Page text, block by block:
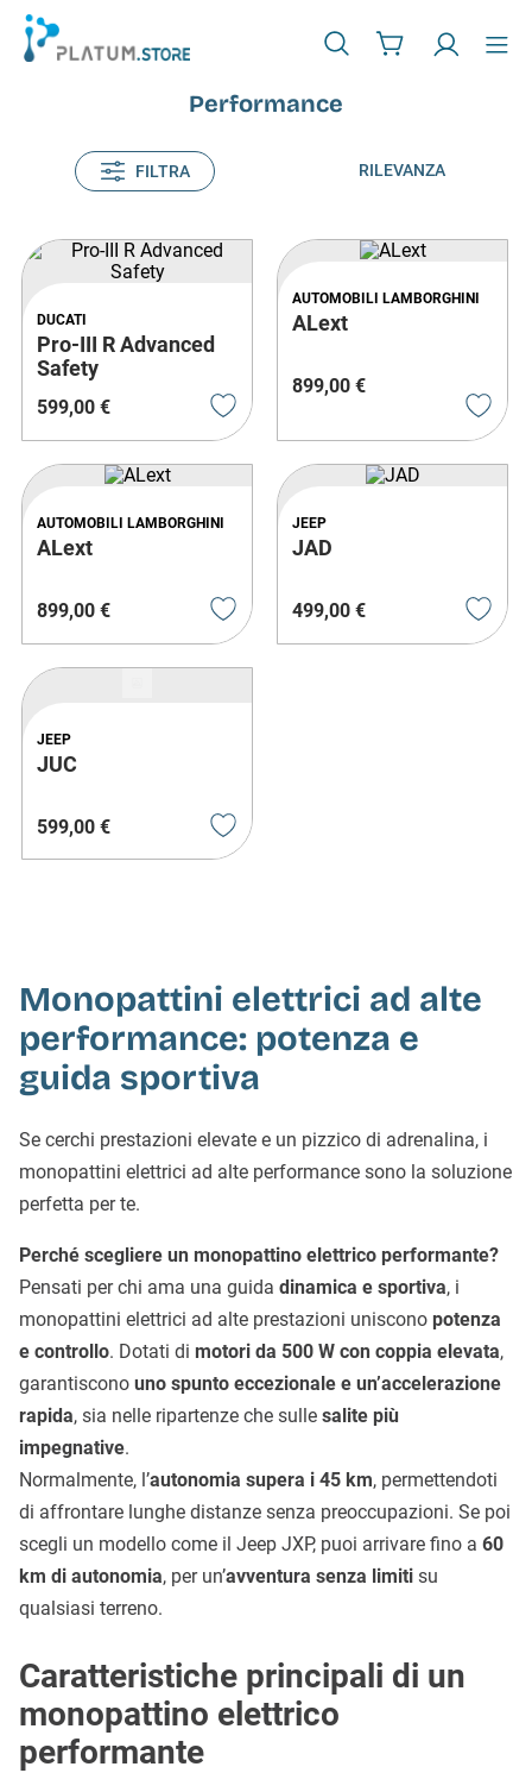
Performance
FILTRA RILEVANZA
DUCATI
Pro-III R Advanced
Safety
599,00 €
AUTOMOBILI LAMBORGHINI
ALext
899,00 €
AUTOMOBILI LAMBORGHINI
ALext
899,00 €
JEEP
JAD
499,00 €
JEEP
JUC
599,00 €
Monopattini elettrici ad alte
performance: potenza e
guida sportiva
Se cerchi prestazioni elevate e un pizzico di adrenalina, i
monopattini elettrici ad alte performance sono la soluzione
perfetta per te.
Perché scegliere un monopattino elettrico performante?
Pensati per chi ama una guida dinamica e sportiva, i
monopattini elettrici ad alte prestazioni uniscono potenza
e controllo. Dotati di motori da 500 W con coppia elevata,
garantiscono uno spunto eccezionale e un’accelerazione
rapida, sia nelle ripartenze che sulle salite più
impegnative.
Normalmente, l’autonomia supera i 45 km, permettendoti
di affrontare lunghe distanze senza preoccupazioni. Se poi
scegli un modello come il Jeep JXP, puoi arrivare fino a 60
km di autonomia, per un’avventura senza limiti su
qualsiasi terreno.
Caratteristiche principali di un
monopattino elettrico
performante